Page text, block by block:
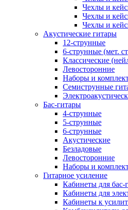
Чехлы и
Чехлы и
Чехлы и
Акустические гитары
12-струнные
6-струнные (мет.
Классические
Левосторонние
Наборы и
Семиструнные
Бас-гитары
4-струнные
5-струнные
6-струнные
Акустические
Безладовые
Левосторонние
Наборы и
Гитарное усиление
Кабинеты для бас-
Кабинеты для
Кабинеты к